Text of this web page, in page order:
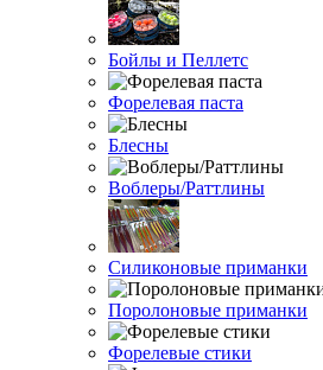
Бойлы и Пеллетс
Форелевая паста
Блесны
Воблеры/Раттлины
Силиконовые приманки
Поролоновые приманки
Форелевые стики